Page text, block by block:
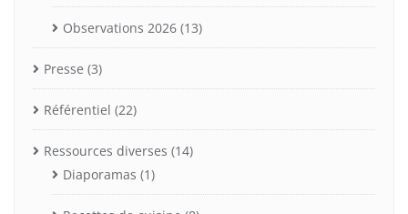
Observations 2026 (13)
Presse (3)
Référentiel (22)
Ressources diverses (14)
Diaporamas (1)